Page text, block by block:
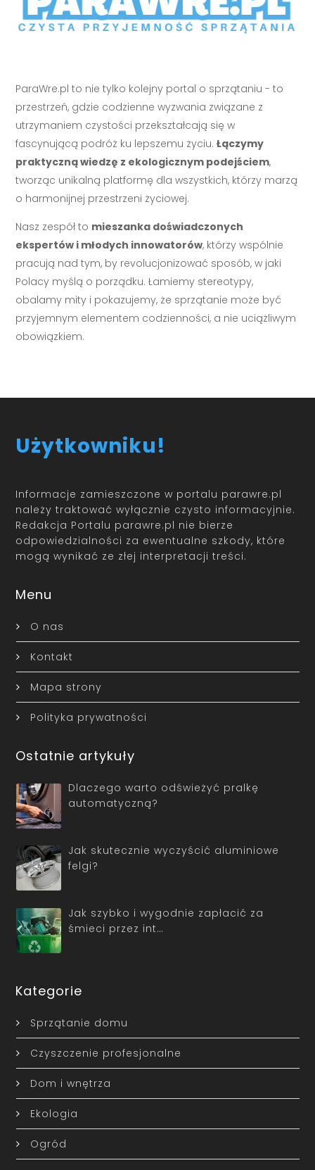
ParaWre.pl to nie tylko kolejny portal o sprzątaniu - to
przestrzeń, gdzie codzienne wyzwania związane z
utrzymaniem czystości przekształcają się w
fascynującą podróż ku lepszemu życiu.Łączymy
praktyczną wiedzę z ekologicznym podejściem,
tworząc unikalną platformę dla wszystkich, którzy marzą
o harmonijnej przestrzeni życiowej.
Nasz zespół to mieszanka doświadczonych
ekspertów i młodych innowatorów, którzy wspólnie
pracują nad tym, by revolucjonizować sposób, w jaki
Polacy myślą o porządku. Łamiemy stereotypy,
obalamy mity i pokazujemy, że sprzątanie może być
przyjemnym elementem codzienności, a nie uciążliwym
obowiązkiem.
Użytkowniku!
Informacje zamieszczone w portalu parawre.pl
należy traktować wyłącznie czysto informacyjnie.
Redakcja Portalu parawre.pl nie bierze
odpowiedzialności za ewentualne szkody, które
mogą wynikać ze złej interpretacji treści.
Menu
O nas
Kontakt
Mapa strony
Polityka prywatności
Ostatnie artykuły
Dlaczego warto odświeżyć pralkę
automatyczną?
Jak skutecznie wyczyścić aluminiowe
felgi?
Jak szybko i wygodnie zapłacić za
śmieci przez int…
Kategorie
Sprzątanie domu
Czyszczenie profesjonalne
Dom i wnętrza
Ekologia
Ogród